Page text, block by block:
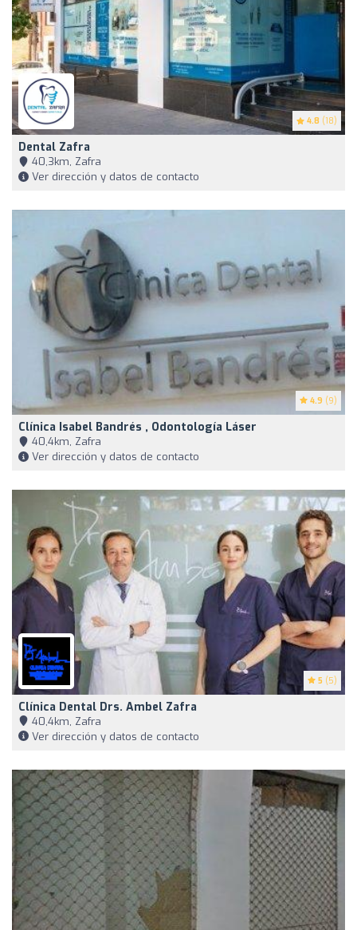
4.8 (18)
Dental Zafra
40,3km, Zafra
Ver dirección y datos de contacto
4.9 (9)
Clínica Isabel Bandrés , Odontología Láser
40,4km, Zafra
Ver dirección y datos de contacto
5 (5)
Clínica Dental Drs. Ambel Zafra
40,4km, Zafra
Ver dirección y datos de contacto